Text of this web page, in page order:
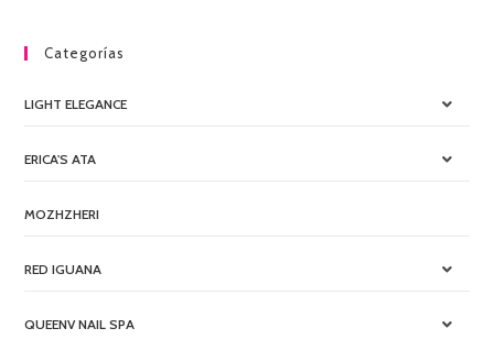
Categorías
LIGHT ELEGANCE
ERICA'S ATA
MOZHZHERI
RED IGUANA
QUEENV NAIL SPA